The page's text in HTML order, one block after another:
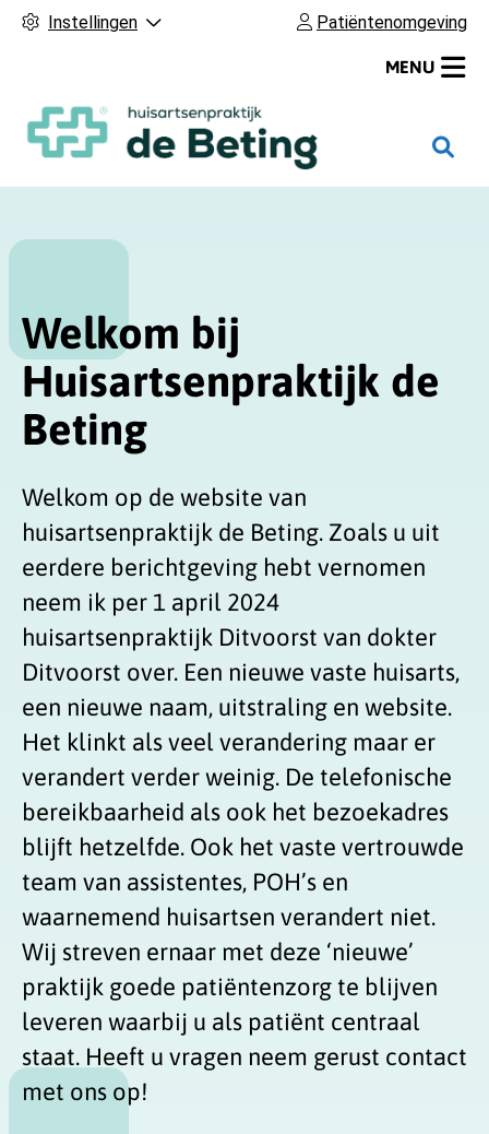
Instellingen Patiëntenomgeving
H
o
u
MENU
Welkom bij
Huisartsenpraktijk de
Beting
Welkom op de website van
huisartsenpraktijk de Beting. Zoals u uit
eerdere berichtgeving hebt vernomen
neem ik per 1 april 2024
huisartsenpraktijk Ditvoorst van dokter
Ditvoorst over. Een nieuwe vaste huisarts,
een nieuwe naam, uitstraling en website.
Het klinkt als veel verandering maar er
verandert verder weinig. De telefonische
bereikbaarheid als ook het bezoekadres
blijft hetzelfde. Ook het vaste vertrouwde
team van assistentes, POH’s en
waarnemend huisartsen verandert niet.
Wij streven ernaar met deze ‘nieuwe’
praktijk goede patiëntenzorg te blijven
leveren waarbij u als patiënt centraal
staat. Heeft u vragen neem gerust contact
met ons op!